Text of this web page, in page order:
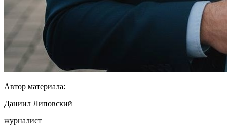
Автор материала:
Даниил Липовский
журналист